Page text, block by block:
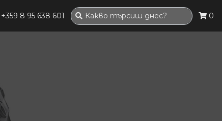
+359 8 95 638 601 0